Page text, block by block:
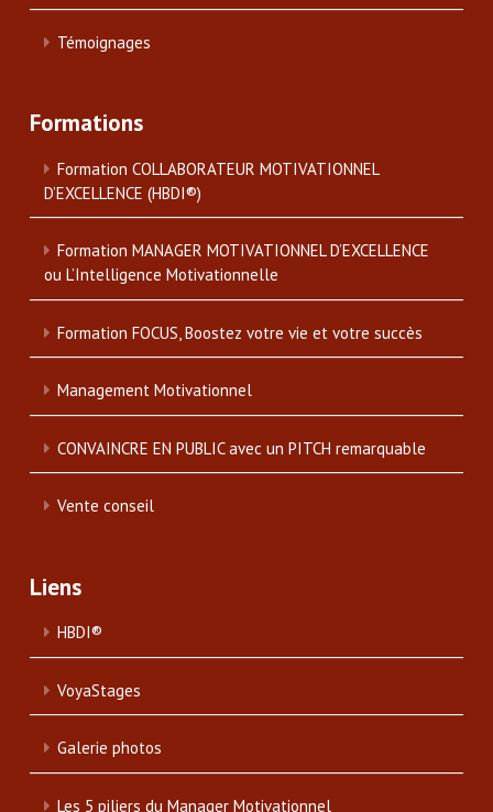
Témoignages
Formations
Formation COLLABORATEUR MOTIVATIONNEL
D’EXCELLENCE (HBDI®)
Formation MANAGER MOTIVATIONNEL D’EXCELLENCE
ou L’Intelligence Motivationnelle
Formation FOCUS, Boostez votre vie et votre succès
Management Motivationnel
CONVAINCRE EN PUBLIC avec un PITCH remarquable
Vente conseil
Liens
HBDI®
VoyaStages
Galerie photos
Les 5 piliers du Manager Motivationnel